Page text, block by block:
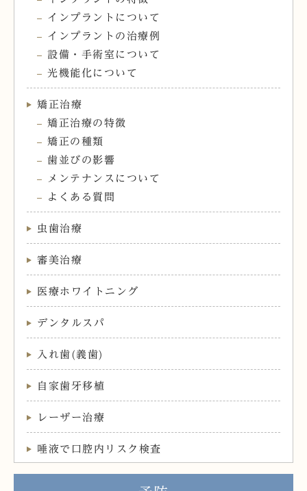
インプラントについて
インプラントの治療例
設備・手術室について
光機能化について
矯正治療
矯正治療の特徴
矯正の種類
歯並びの影響
メンテナンスについて
よくある質問
虫歯治療
審美治療
医療ホワイトニング
デンタルスパ
入れ歯(義歯)
自家歯牙移植
レーザー治療
唾液で口腔内リスク検査